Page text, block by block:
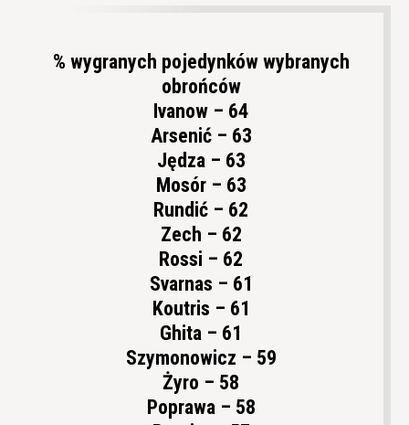
% wygranych pojedynków wybranych
obrońców
Ivanow – 64
Arsenić – 63
Jędza – 63
Mosór – 63
Rundić – 62
Zech – 62
Rossi – 62
Svarnas – 61
Koutris – 61
Ghita – 61
Szymonowicz – 59
Żyro – 58
Poprawa – 58